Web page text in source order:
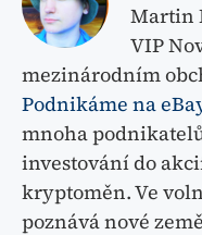
Martin
VIP
mezinárodním
Podnikáme na
mnoha
investování do
kryptoměn. Ve
poznává nové